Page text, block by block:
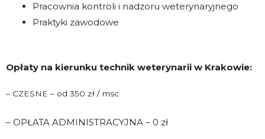
Pracownia kontroli i nadzoru weterynaryjnego
Praktyki zawodowe
Opłaty na kierunku technik weterynarii w Krakowie:
– CZESNE – od 350 zł / msc
– OPŁATA ADMINISTRACYJNA – 0 zł